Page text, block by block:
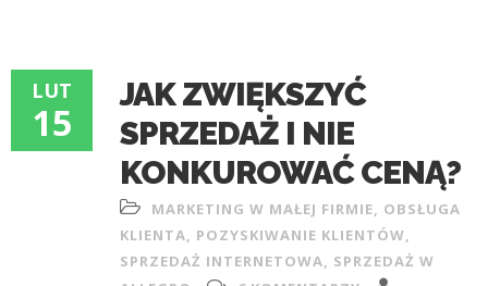
LUT
15
JAK ZWIĘKSZYĆ
SPRZEDAŻ I NIE
KONKUROWAĆ CENĄ?
MARKETING W MAŁEJ FIRMIE, OBSŁUGA
KLIENTA, POZYSKIWANIE KLIENTÓW,
SPRZEDAŻ INTERNETOWA, SPRZEDAŻ W